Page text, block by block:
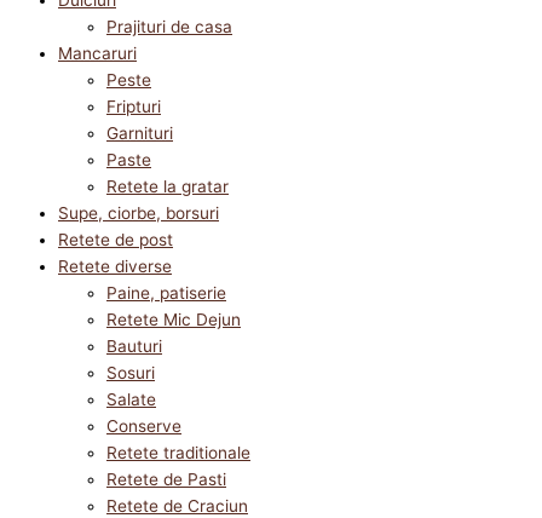
Prajituri de casa
Mancaruri
Peste
Fripturi
Garnituri
Paste
Retete la gratar
Supe, ciorbe, borsuri
Retete de post
Retete diverse
Paine, patiserie
Retete Mic Dejun
Bauturi
Sosuri
Salate
Conserve
Retete traditionale
Retete de Pasti
Retete de Craciun